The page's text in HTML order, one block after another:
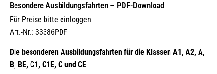
Besondere Ausbildungsfahrten – PDF-Download
Für Preise bitte einloggen
Art.-Nr.: 33386PDF
Die besonderen Ausbildungsfahrten für die Klassen A1, A2, A,
B, BE, C1, C1E, C und CE